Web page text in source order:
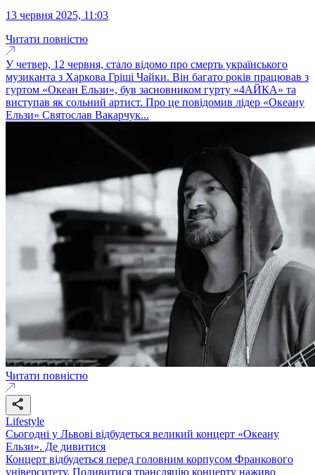
13 червня 2025, 11:03
Читати повністю
У четвер, 12 червня, стало відомо про смерть українського
музиканта з Харкова Гріші Чайки. Він багато років працював з
гуртом «Океан Ельзи», був засновником гурту «4АЙКА» та
виступав як сольний артист. Про це повідомив лідер «Океану
Ельзи» Святослав Вакарчук...
Читати повністю
Lifestyle
Сьогодні у Львові відбудеться великий концерт «Океану
Ельзи». Де дивитися
Концерт відбудеться перед головним корпусом Франкового
університету. Подивитися трансляцію концерту наживо